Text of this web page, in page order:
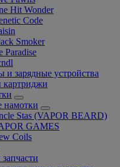
Hit Wonder
Code
Smoker
Paradise
и зарядные устройства
картриджи
намотки
Stas (VAPOR BEARD)
GAMES
Coils